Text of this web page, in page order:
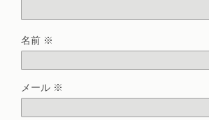
名前 ※
メール ※